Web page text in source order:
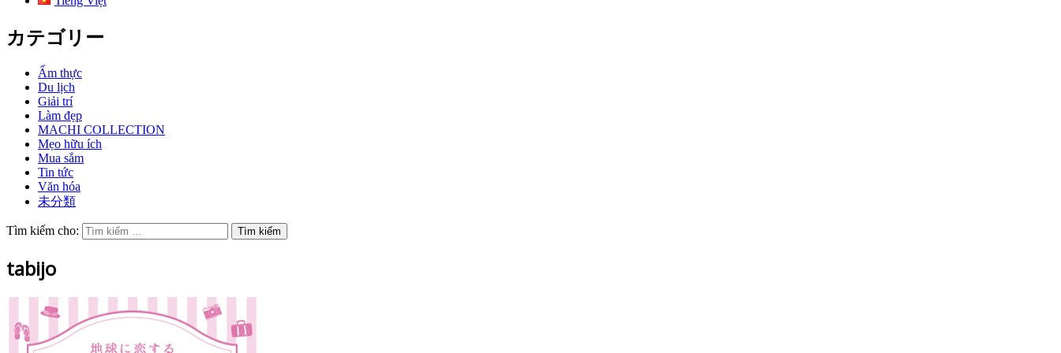
カテゴリー
Ẩm thực
Du lịch
Giải trí
Làm đẹp
MACHI COLLECTION
Mẹo hữu ích
Mua sắm
Tin tức
Văn hóa
未分類
Tìm kiếm cho:
tabijo